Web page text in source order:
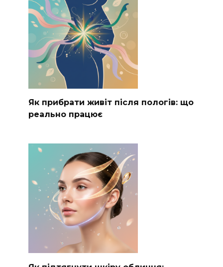
Як прибрати живіт після пологів: що
реально працює